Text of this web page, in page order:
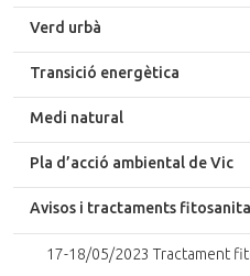
Verd urbà
Transició energètica
Medi natural
Pla d’acció ambiental de Vic
Avisos i tractaments
17-18/05/2023 Tractament